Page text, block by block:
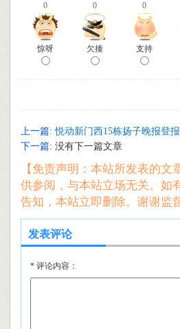
0 0 0
惊呀 欠揍 支持
上一篇: 悦动新门西15栋扬子晚报登
下一篇: 没有下一篇文章
【免责声明：本站所发表的
供参阅，与本站立场无关。如
告知，本站立即删除。谢谢监
发表评论
* 评论内容：